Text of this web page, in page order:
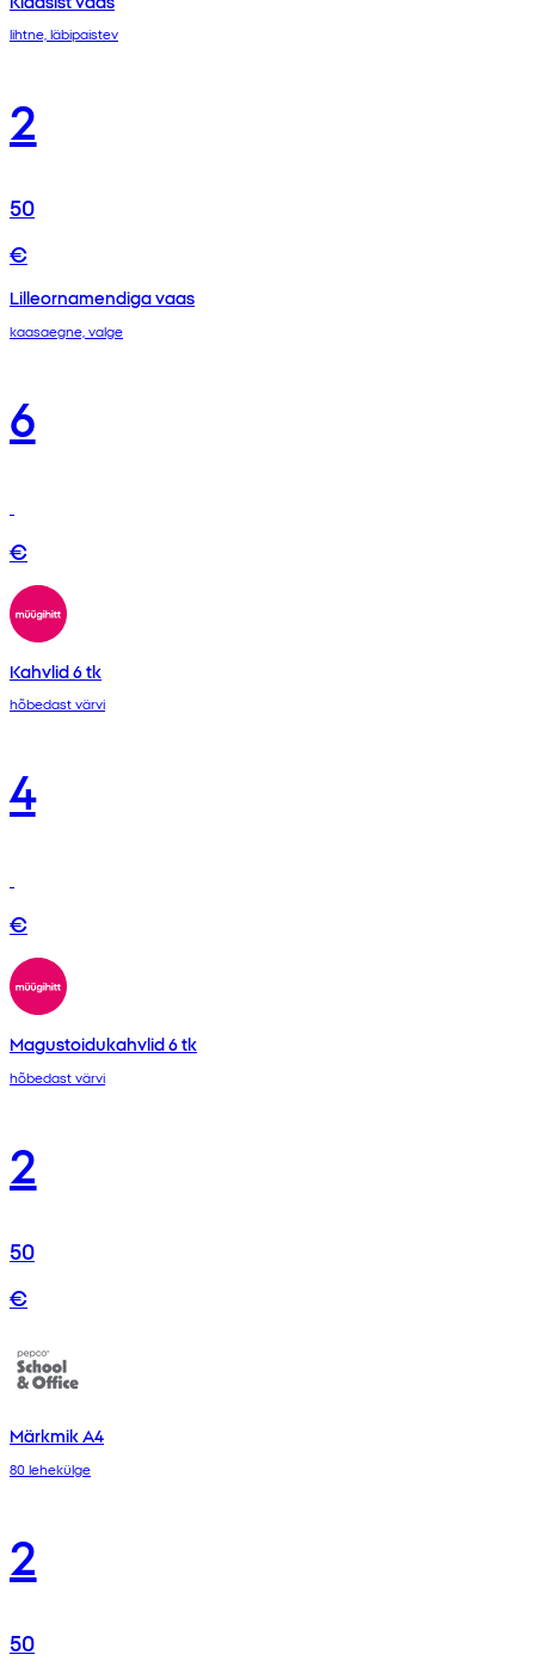
lihtne, läbipaistev
2
50
€
Lilleornamendiga vaas
kaasaegne, valge
6
€
Kahvlid 6 tk
hõbedast värvi
4
€
Magustoidukahvlid 6 tk
hõbedast värvi
2
50
€
Märkmik A4
80 lehekülge
2
50